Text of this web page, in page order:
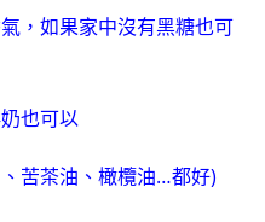
，如果家中沒有黑糖也可
也可以
苦茶油、橄欖油…都好)